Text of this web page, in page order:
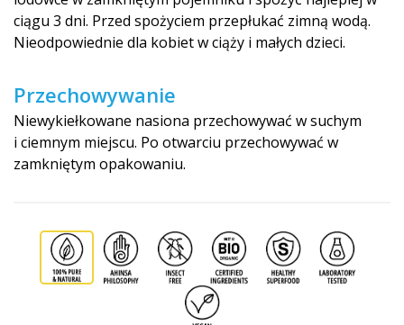
ciągu 3 dni. Przed spożyciem przepłukać zimną wodą.
Nieodpowiednie dla kobiet w ciąży i małych dzieci.
Przechowywanie
Niewykiełkowane nasiona przechowywać w suchym
i ciemnym miejscu. Po otwarciu przechowywać w
zamkniętym opakowaniu.